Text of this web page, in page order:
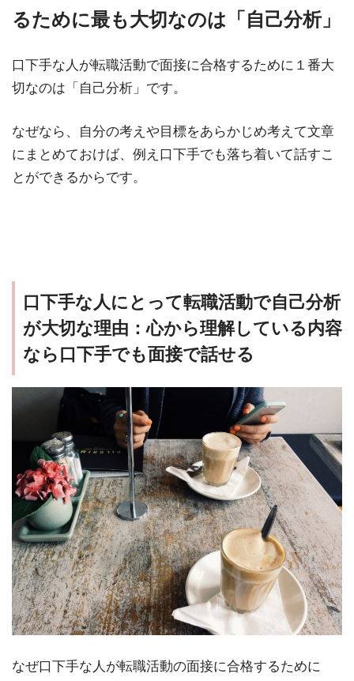
るために最も大切なのは「自己分析」
口下手な人が転職活動で面接に合格するために１番大
切なのは「自己分析」です。
なぜなら、自分の考えや目標をあらかじめ考えて文章
にまとめておけば、例え口下手でも落ち着いて話すこ
とができるからです。
口下手な人にとって転職活動で自己分析
が大切な理由：心から理解している内容
なら口下手でも面接で話せる
なぜ口下手な人が転職活動の面接に合格するために